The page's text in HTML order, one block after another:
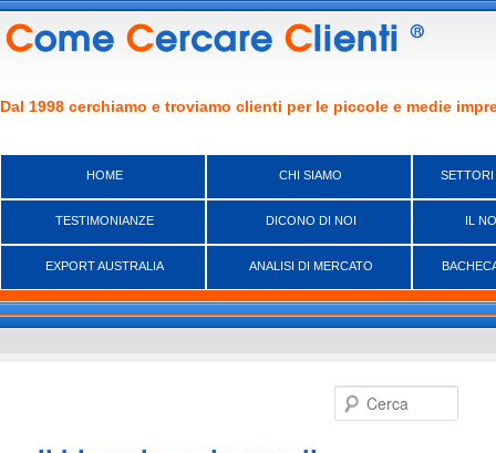
Dal 1998 cerchiamo e troviamo clienti per le piccole e medie
HOME CHI SIAMO
TESTIMONIANZE DICONO DI NOI IL
EXPORT AUSTRALIA ANALISI DI MERCATO